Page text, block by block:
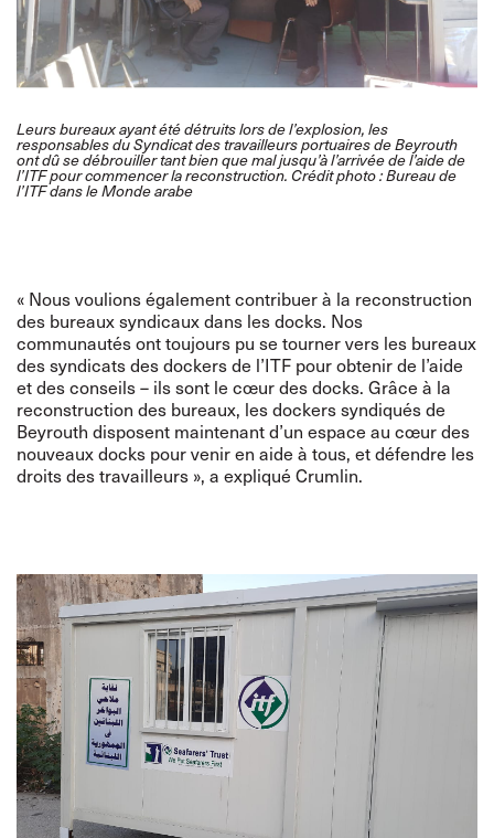
Leurs bureaux ayant été détruits lors de l’explosion, les
responsables du Syndicat des travailleurs portuaires de Beyrouth
ont dû se débrouiller tant bien que mal jusqu’à l’arrivée de l’aide de
l’ITF pour commencer la reconstruction. Crédit photo : Bureau de
l’ITF dans le Monde arabe
« Nous voulions également contribuer à la reconstruction
des bureaux syndicaux dans les docks. Nos
communautés ont toujours pu se tourner vers les bureaux
des syndicats des dockers de l’ITF pour obtenir de l’aide
et des conseils – ils sont le cœur des docks. Grâce à la
reconstruction des bureaux, les dockers syndiqués de
Beyrouth disposent maintenant d’un espace au cœur des
nouveaux docks pour venir en aide à tous, et défendre les
droits des travailleurs », a expliqué Crumlin.